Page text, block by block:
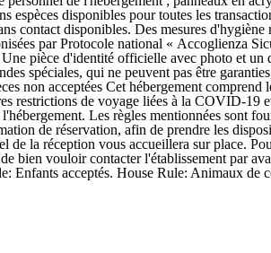
disponibles pour toutes les
contact disponibles. Des mesures
par Protocole national « Accoglienza
pièce d'identité officielle avec photo et un
spéciales, qui ne peuvent pas être
non acceptées Cet hébergement
restrictions de voyage liées à la COVID-19
Les règles mentionnées sont
de réservation, afin de prendre les
la réception vous accueillera sur place.
bien vouloir contacter l'établissement par
acceptés. House Rule: Animaux de